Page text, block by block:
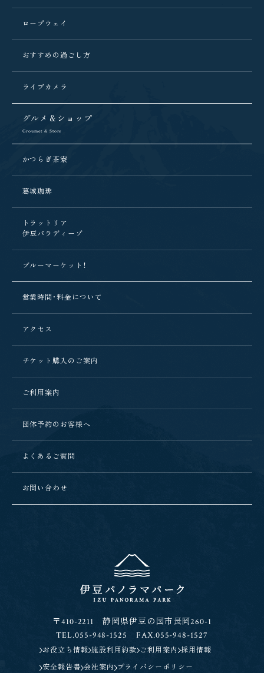
ロープウェイ
おすすめの過ごし方
ライブカメラ
グルメ＆ショップ
Groumet & Store
かつらぎ茶寮
葛城珈琲
トラットリア
伊豆パラディーゾ
ブルーマーケット！
営業時間・料金について
アクセス
チケット購入のご案内
ご利用案内
団体予約のお客様へ
よくあるご質問
お問い合わせ
〒410-2211 静岡県伊豆の国市長岡260-1
TEL.055-948-1525 FAX.055-948-1527
お役立ち情報 施設利用約款 ご利用案内 採用情報
安全報告書 会社案内 プライバシーポリシー